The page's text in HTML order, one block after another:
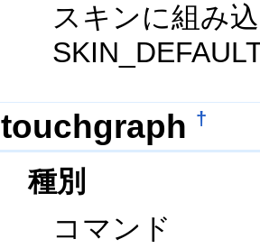
スキンに組み
touchgraph †
種別
コマンド